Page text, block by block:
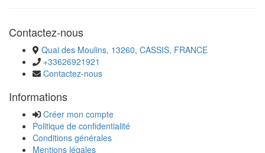
Contactez-nous
Quai des Moulins, 13260, CASSIS, FRANCE
+33626921921
Contactez-nous
Informations
Créer mon compte
Politique de confidentialité
Conditions générales
Mentions légales